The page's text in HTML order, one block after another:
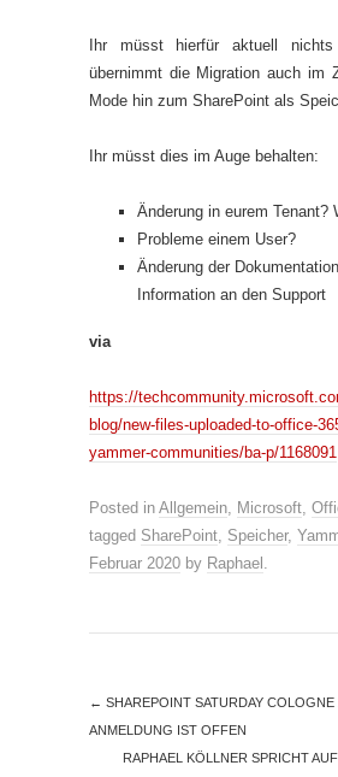
Ihr müsst hierfür aktuell
übernimmt die Migration auch im
Mode hin zum SharePoint als
Ihr müsst dies im Auge behalten:
Änderung in eurem Tenant?
Probleme einem User?
Änderung der
Information an den Support
via
https://
blog/new-files-uploaded-to-office-
yammer-communities/ba-p/1168091
Posted in Allgemein, Microsoft,
tagged SharePoint, Speicher,
Februar 2020 by Raphael .
← SHAREPOINT SATURDAY COLOGNE
ANMELDUNG IST OFFEN
RAPHAEL KÖLLNER SPRICHT